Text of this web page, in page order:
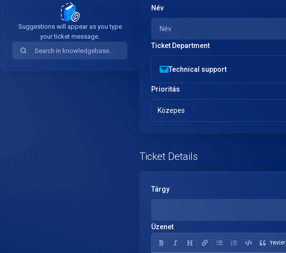
Suggestions will appear as you type
your ticket message.
Név
Ticket Department
Technical support
Prioritás
Közepes
Ticket Details
Tárgy
Üzenet